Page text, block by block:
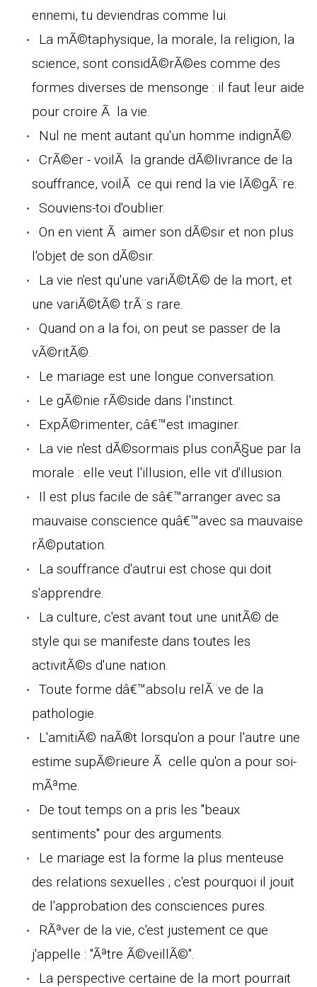
ennemi, tu deviendras comme lui.
La mÃ©taphysique, la morale, la religion, la
science, sont considÃ©rÃ©es comme des
formes diverses de mensonge : il faut leur aide
pour croire Ã la vie.
Nul ne ment autant qu'un homme indignÃ©.
CrÃ©er - voilÃ la grande dÃ©livrance de la
souffrance, voilÃ ce qui rend la vie lÃ©gÃ¨re.
Souviens-toi d'oublier.
On en vient Ã aimer son dÃ©sir et non plus
l'objet de son dÃ©sir.
La vie n'est qu'une variÃ©tÃ© de la mort, et
une variÃ©tÃ© trÃ¨s rare.
Quand on a la foi, on peut se passer de la
vÃ©ritÃ©.
Le mariage est une longue conversation.
Le gÃ©nie rÃ©side dans l'instinct.
ExpÃ©rimenter, câ€™est imaginer.
La vie n'est dÃ©sormais plus conÃ§ue par la
morale : elle veut l'illusion, elle vit d'illusion.
Il est plus facile de sâ€™arranger avec sa
mauvaise conscience quâ€™avec sa mauvaise
rÃ©putation.
La souffrance d'autrui est chose qui doit
s'apprendre.
La culture, c'est avant tout une unitÃ© de
style qui se manifeste dans toutes les
activitÃ©s d'une nation.
Toute forme dâ€™absolu relÃ¨ve de la
pathologie.
L'amitiÃ© naÃ®t lorsqu'on a pour l'autre une
estime supÃ©rieure Ã celle qu'on a pour soi-
mÃªme.
De tout temps on a pris les "beaux
sentiments" pour des arguments.
Le mariage est la forme la plus menteuse
des relations sexuelles ; c'est pourquoi il jouit
de l'approbation des consciences pures.
RÃªver de la vie, c'est justement ce que
j'appelle : "Ãªtre Ã©veillÃ©".
La perspective certaine de la mort pourrait